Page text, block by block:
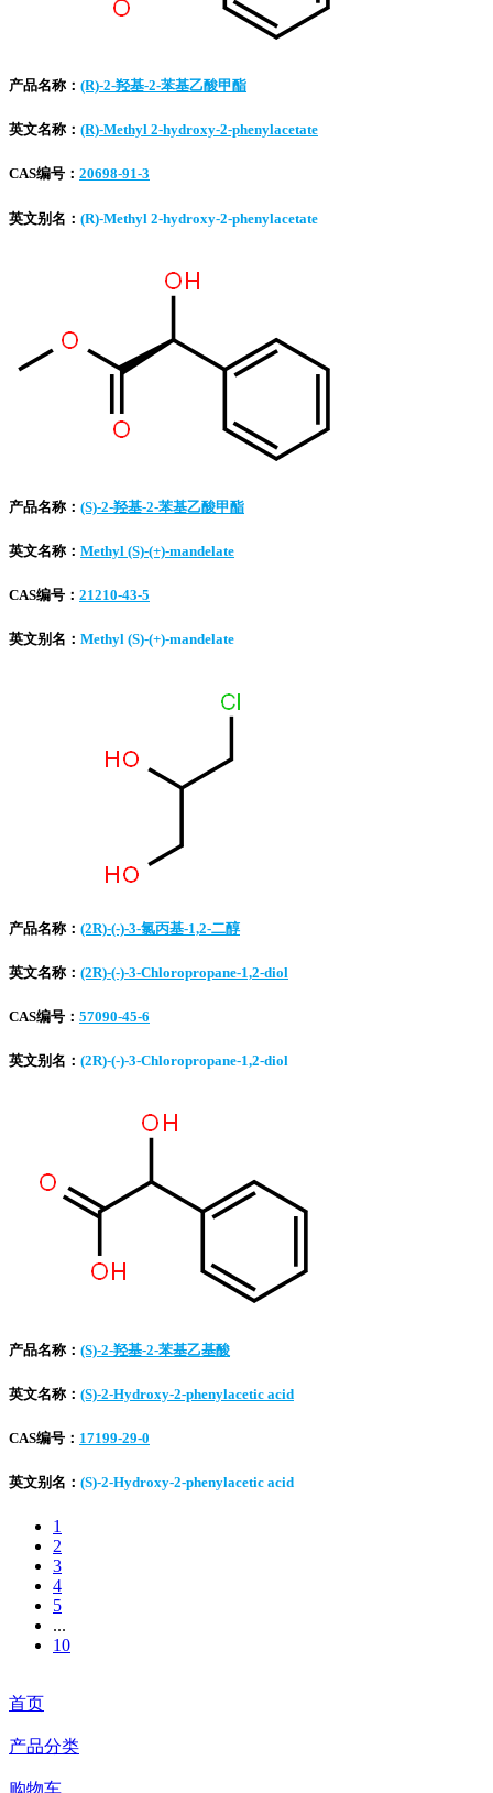
产品名称： (R)-2-羟基-2-苯基乙酸甲酯
英文名称： (R)-Methyl 2-hydroxy-2-phenylacetate
CAS编号： 20698-91-3
英文别名： (R)-Methyl 2-hydroxy-2-phenylacetate
产品名称： (S)-2-羟基-2-苯基乙酸甲酯
英文名称： Methyl (S)-(+)-mandelate
CAS编号： 21210-43-5
英文别名： Methyl (S)-(+)-mandelate
产品名称： (2R)-(-)-3-氯丙基-1,2-二醇
英文名称： (2R)-(-)-3-Chloropropane-1,2-diol
CAS编号： 57090-45-6
英文别名： (2R)-(-)-3-Chloropropane-1,2-diol
产品名称： (S)-2-羟基-2-苯基乙基酸
英文名称： (S)-2-Hydroxy-2-phenylacetic acid
CAS编号： 17199-29-0
英文别名： (S)-2-Hydroxy-2-phenylacetic acid
1
2
3
4
5
...
10
首页
产品分类